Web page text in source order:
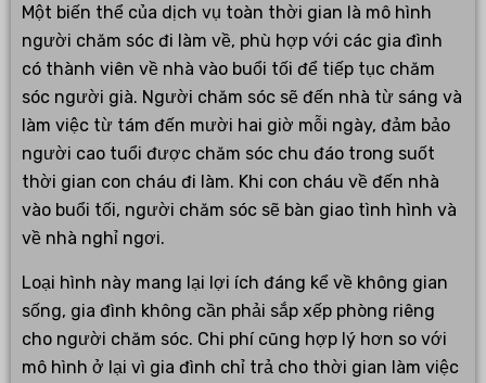
Một biến thể của dịch vụ toàn thời gian là mô hình
người chăm sóc đi làm về, phù hợp với các gia đình
có thành viên về nhà vào buổi tối để tiếp tục chăm
sóc người già. Người chăm sóc sẽ đến nhà từ sáng và
làm việc từ tám đến mười hai giờ mỗi ngày, đảm bảo
người cao tuổi được chăm sóc chu đáo trong suốt
thời gian con cháu đi làm. Khi con cháu về đến nhà
vào buổi tối, người chăm sóc sẽ bàn giao tình hình và
về nhà nghỉ ngơi.
Loại hình này mang lại lợi ích đáng kể về không gian
sống, gia đình không cần phải sắp xếp phòng riêng
cho người chăm sóc. Chi phí cũng hợp lý hơn so với
mô hình ở lại vì gia đình chỉ trả cho thời gian làm việc